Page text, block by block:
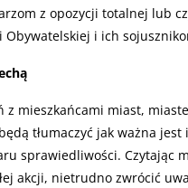
z opozycji totalnej lub
Obywatelskiej i ich
z mieszkańcami miast,
tłumaczyć jak ważna jest
sprawiedliwości. Czytając
akcji, nietrudno zwrócić